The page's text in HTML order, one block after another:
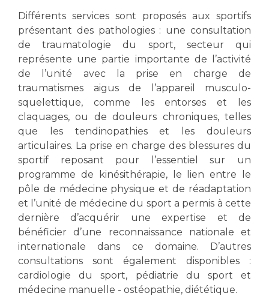
Transports sanitaires
Vos droits, vos devoirs
Handicap
Handi 13
Pôle Médecine Physique et Réadaptation
Accueil sourds et malentendants
Charte Romain Jacob
Mouvement Parcours Handicap 13
Activité physique
Cancer
Écoles et Instituts de Formation
Plateforme des internes
Professionnels de santé
Adresser un patient
Réseaux de soins
Adresser un examen au Laboratoire de Biologie
Médicale
Radiologie / Imagerie
Cancérologie
Les pôles d'activité médicale
Anatomie et Cytologie Pathologiques
Différents services sont proposés aux sportifs
présentant des pathologies : une consultation
de traumatologie du sport, secteur qui
représente une partie importante de l’activité
de l’unité avec la prise en charge de
traumatismes aigus de l’appareil musculo-
squelettique, comme les entorses et les
claquages, ou de douleurs chroniques, telles
que les tendinopathies et les douleurs
articulaires. La prise en charge des blessures du
sportif reposant pour l’essentiel sur un
programme de kinésithérapie, le lien entre le
pôle de médecine physique et de réadaptation
et l’unité de médecine du sport a permis à cette
dernière d’acquérir une expertise et de
bénéficier d’une reconnaissance nationale et
internationale dans ce domaine. D’autres
consultations sont également disponibles :
cardiologie du sport, pédiatrie du sport et
médecine manuelle - ostéopathie, diététique.